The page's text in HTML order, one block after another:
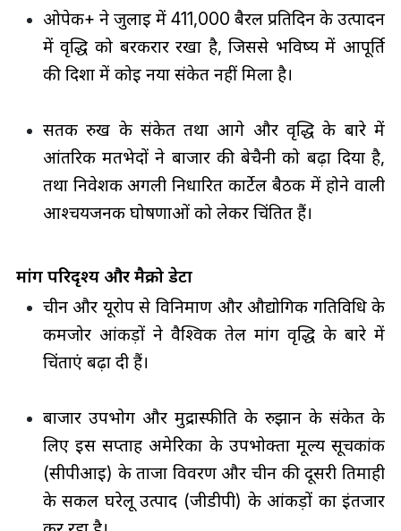
ओपेक+ ने जुलाई में 411,000 बैरल प्रतिदिन के उत्पादन
में वृद्धि को बरकरार रखा है, जिससे भविष्य में आपूर्ति
की दिशा में कोई नया संकेत नहीं मिला है।
सतर्क रुख के संकेत तथा आगे और वृद्धि के बारे में
आंतरिक मतभेदों ने बाजार की बेचैनी को बढ़ा दिया है,
तथा निवेशक अगली निर्धारित कार्टेल बैठक में होने वाली
आश्चर्यजनक घोषणाओं को लेकर चिंतित हैं।
मांग परिदृश्य और मैक्रो डेटा
चीन और यूरोप से विनिर्माण और औद्योगिक गतिविधि के
कमजोर आंकड़ों ने वैश्विक तेल मांग वृद्धि के बारे में
चिंताएं बढ़ा दी हैं।
बाजार उपभोग और मुद्रास्फीति के रुझान के संकेत के
लिए इस सप्ताह अमेरिका के उपभोक्ता मूल्य सूचकांक
(सीपीआई) के ताजा विवरण और चीन की दूसरी तिमाही
के सकल घरेलू उत्पाद (जीडीपी) के आंकड़ों का इंतजार